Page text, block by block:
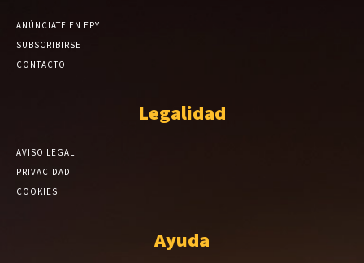
ANÚNCIATE EN EPY
SUBSCRIBIRSE
CONTACTO
Legalidad
AVISO LEGAL
PRIVACIDAD
COOKIES
Ayuda